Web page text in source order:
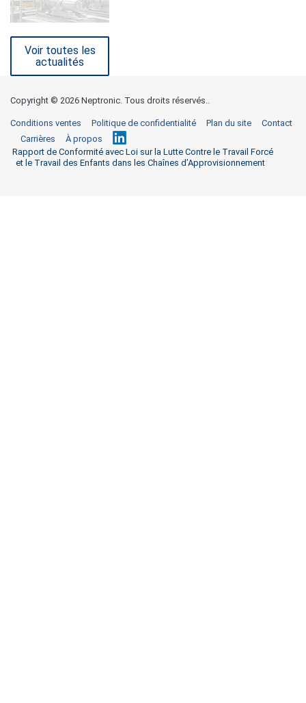
Voir toutes les
actualités
Copyright © 2026 Neptronic. Tous droits réservés..
Conditions ventes Politique de confidentialité Plan du site
Contact
Carrières
À propos
Rapport de Conformité avec Loi sur la Lutte Contre le Travail Forcé
et le Travail des Enfants dans les Chaînes d’Approvisionnement